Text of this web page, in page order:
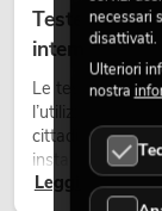
Teste mobili
intemperie
Le teste mobili
l’utilizzo
cittadine,
installazioni
Leggi ora
necessari
disattivati.
Ulteriori
nostra